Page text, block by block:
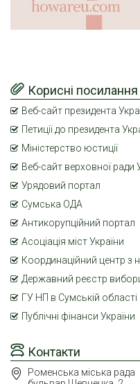
Контакти
Роменська міська рада
Корисні посилання
Веб-сайт президента
Петиції до президента
Міністерство юстиції
Веб-сайт верховної ради
Урядовий портал
Сумська ОДА
Антикорупційний портал
Асоціація міст України
Координаційний центр з
Державний реєстр
ГУ НП в Сумській області
Публічні фінанси України